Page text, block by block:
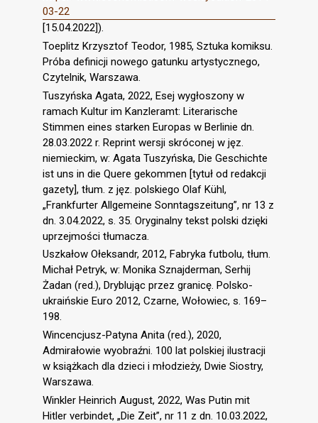
03-22
[15.04.2022]).
Toeplitz Krzysztof Teodor, 1985, Sztuka komiksu.
Próba definicji nowego gatunku artystycznego,
Czytelnik, Warszawa.
Tuszyńska Agata, 2022, Esej wygłoszony w
ramach Kultur im Kanzleramt: Literarische
Stimmen eines starken Europas w Berlinie dn.
28.03.2022 r. Reprint wersji skróconej w jęz.
niemieckim, w: Agata Tuszyńska, Die Geschichte
ist uns in die Quere gekommen [tytuł od redakcji
gazety], tłum. z jęz. polskiego Olaf Kühl,
„Frankfurter Allgemeine Sonntagszeitung”, nr 13 z
dn. 3.04.2022, s. 35. Oryginalny tekst polski dzięki
uprzejmości tłumacza.
Uszkałow Ołeksandr, 2012, Fabryka futbolu, tłum.
Michał Petryk, w: Monika Sznajderman, Serhij
Żadan (red.), Dryblując przez granicę. Polsko-
ukraińskie Euro 2012, Czarne, Wołowiec, s. 169–
198.
Wincencjusz-Patyna Anita (red.), 2020,
Admirałowie wyobraźni. 100 lat polskiej ilustracji
w książkach dla dzieci i młodzieży, Dwie Siostry,
Warszawa.
Winkler Heinrich August, 2022, Was Putin mit
Hitler verbindet, „Die Zeit”, nr 11 z dn. 10.03.2022,